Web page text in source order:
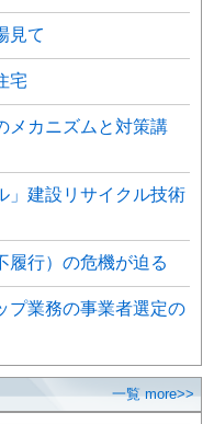
見て
宅
メカニズムと対策講
」建設リサイクル技術
履行）の危機が迫る
プ業務の事業者選定の
一覧 more>>